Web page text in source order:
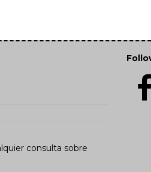
consulta sobre